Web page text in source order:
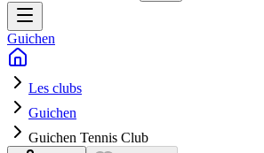
Guichen
Les clubs
Guichen
Guichen Tennis Club